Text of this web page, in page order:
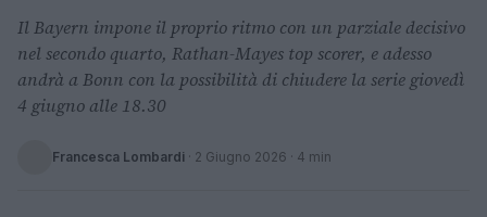
Il Bayern impone il proprio ritmo con un parziale decisivo
nel secondo quarto, Rathan-Mayes top scorer, e adesso
andrà a Bonn con la possibilità di chiudere la serie giovedì
4 giugno alle 18.30
Francesca Lombardi · 2 Giugno 2026 · 4 min